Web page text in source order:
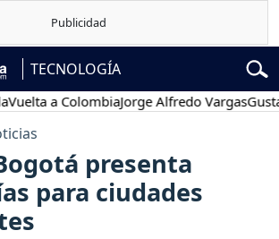
TECNOLOGÍA
a ColombiaJorge Alfredo VargasGustavo
presenta
para ciudades